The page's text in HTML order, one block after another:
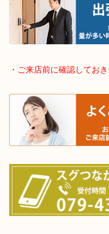
終活・遺品整理・生前整
物を整理するケースは年
整理したいけどなにが
そんなときはお気軽に
ださい。
兵庫県全域
加古川市・加古郡 稲美